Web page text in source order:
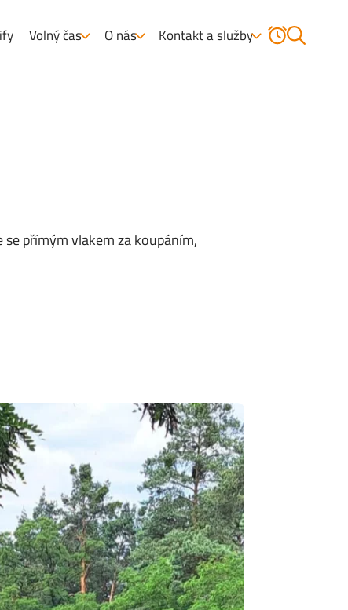
Volný čas O nás Kontakt a služby
přímým vlakem za koupáním,